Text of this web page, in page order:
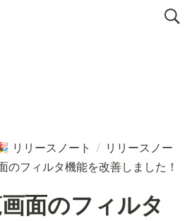
リリースノート / リリースノー
のフィルタ機能を改善しました！
面のフィルタ